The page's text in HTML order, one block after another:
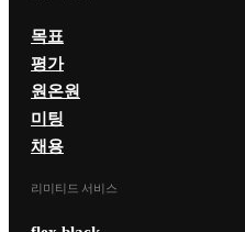
목표
평가
원온원
미팅
채용
리미티드 서비스